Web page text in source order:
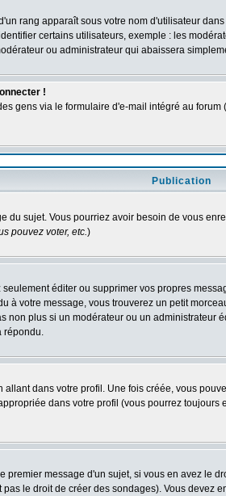
rang apparaît sous votre nom d'utilisateur
certains utilisateurs, exemple : les
ou administrateur qui abaissera
!
gens via le formulaire d'e-mail intégré au
Publication
du sujet. Vous pourriez avoir besoin de vous
pouvez voter, etc.)
éditer ou supprimer vos propres
à votre message, vous trouverez un petit
plus si un modérateur ou un
répondu.
dans votre profil. Une fois créée, vous
dans votre profil (vous pourrez
message d'un sujet, si vous en avez le
le droit de créer des sondages). Vous